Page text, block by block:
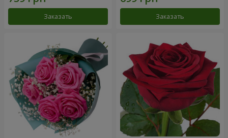
Заказать Заказать